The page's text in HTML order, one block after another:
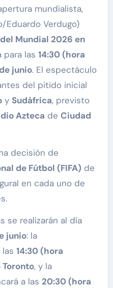
mundialista,
Eduardo Verdugo)
Mundial 2026 en
las 14:30 (hora
de junio. El espectáculo
del pitido inicial
y Sudáfrica, previsto
Azteca de Ciudad
decisión de
de Fútbol (FIFA) de
en cada uno de
se realizarán al día
junio: la
las 14:30 (hora
, y la
a las 20:30 (hora